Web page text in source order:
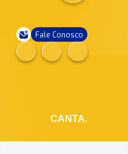
Fale Conosco
CANTA.